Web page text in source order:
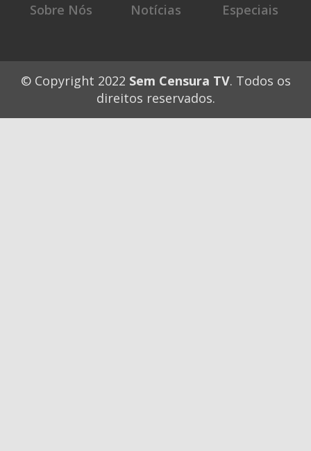
Sobre Nós
Notícias Especiais
© Copyright 2022 Sem Censura TV. Todos os
direitos reservados.